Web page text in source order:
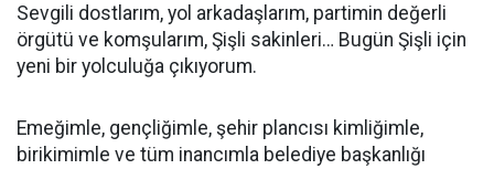
Sevgili dostlarım, yol arkadaşlarım, partimin değerli
örgütü ve komşularım, Şişli sakinleri… Bugün Şişli için
yeni bir yolculuğa çıkıyorum.
Emeğimle, gençliğimle, şehir plancısı kimliğimle,
birikimimle ve tüm inancımla belediye başkanlığı